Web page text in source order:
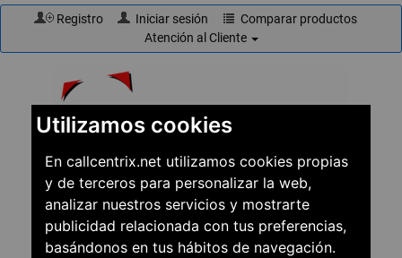
Utilizamos cookies
En callcentrix.net utilizamos cookies propias
y de terceros para personalizar la web,
analizar nuestros servicios y mostrarte
publicidad relacionada con tus preferencias,
basándonos en tus hábitos de navegación.
Registro Iniciar sesión
Comparar productos
Atención al Cliente
☎910 61 60 15